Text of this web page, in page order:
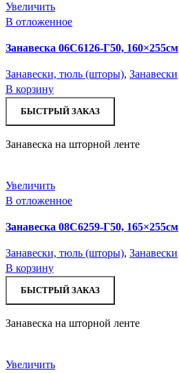
Увеличить
В отложенное
Занавеска 06С6126-Г50, 160×255см
Занавески, тюль (шторы), Занавески
В корзину
БЫСТРЫЙ ЗАКАЗ
Занавеска на шторной ленте
Увеличить
В отложенное
Занавеска 08С6259-Г50, 165×255см
Занавески, тюль (шторы), Занавески
В корзину
БЫСТРЫЙ ЗАКАЗ
Занавеска на шторной ленте
Увеличить